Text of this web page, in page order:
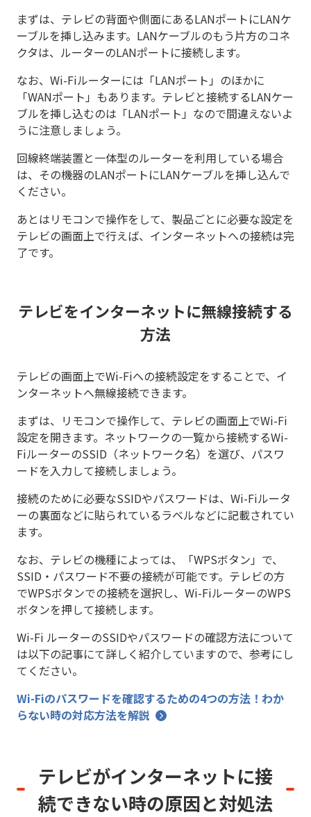
まずは、テレビの背面や側面にあるLANポートにLANケ
ーブルを挿し込みます。LANケーブルのもう片方のコネ
クタは、ルーターのLANポートに接続します。
なお、Wi-Fiルーターには「LANポート」のほかに
「WANポート」もあります。テレビと接続するLANケー
ブルを挿し込むのは「LANポート」なので間違えないよ
うに注意しましょう。
回線終端装置と一体型のルーターを利用している場合
は、その機器のLANポートにLANケーブルを挿し込んで
ください。
あとはリモコンで操作をして、製品ごとに必要な設定を
テレビの画面上で行えば、インターネットへの接続は完
了です。
テレビをインターネットに無線接続する
方法
テレビの画面上でWi-Fiへの接続設定をすることで、イ
ンターネットへ無線接続できます。
まずは、リモコンで操作して、テレビの画面上でWi-Fi
設定を開きます。ネットワークの一覧から接続するWi-
FiルーターのSSID（ネットワーク名）を選び、パスワ
ードを入力して接続しましょう。
接続のために必要なSSIDやパスワードは、Wi-Fiルータ
ーの裏面などに貼られているラベルなどに記載されてい
ます。
なお、テレビの機種によっては、「WPSボタン」で、
SSID・パスワード不要の接続が可能です。テレビの方
でWPSボタンでの接続を選択し、Wi-FiルーターのWPS
ボタンを押して接続します。
Wi-Fi ルーターのSSIDやパスワードの確認方法について
は以下の記事にて詳しく紹介していますので、参考にし
てください。
Wi-Fiのパスワードを確認するための4つの方法！わか
らない時の対応方法を解説
テレビがインターネットに接
続できない時の原因と対処法